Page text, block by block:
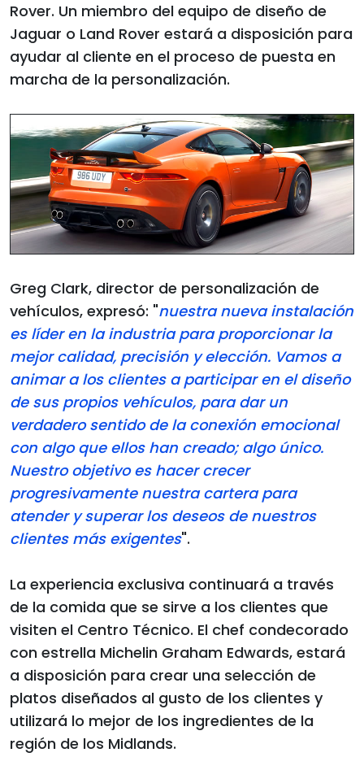
Rover. Un miembro del equipo de diseño de
Jaguar o Land Rover estará a disposición para
ayudar al cliente en el proceso de puesta en
marcha de la personalización.
Greg Clark, director de personalización de
vehículos, expresó: "nuestra nueva instalación
es líder en la industria para proporcionar la
mejor calidad, precisión y elección. Vamos a
animar a los clientes a participar en el diseño
de sus propios vehículos, para dar un
verdadero sentido de la conexión emocional
con algo que ellos han creado; algo único.
Nuestro objetivo es hacer crecer
progresivamente nuestra cartera para
atender y superar los deseos de nuestros
clientes más exigentes".
La experiencia exclusiva continuará a través
de la comida que se sirve a los clientes que
visiten el Centro Técnico. El chef condecorado
con estrella Michelin Graham Edwards, estará
a disposición para crear una selección de
platos diseñados al gusto de los clientes y
utilizará lo mejor de los ingredientes de la
región de los Midlands.